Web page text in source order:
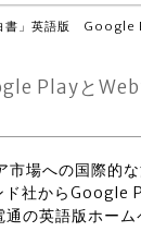
書」英語版 Google
Playと
市場への国際的
社からGoogle
の英語版ホーム